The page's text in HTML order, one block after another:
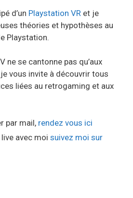
d’un Playstation VR et je
théories et hypothèses au
Playstation.
ne se cantonne pas qu’aux
vous invite à découvrir tous
liées au retrogaming et aux
par mail, rendez vous ici
avec moi suivez moi sur